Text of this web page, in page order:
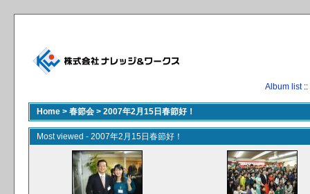
Album list::
Home > 春節会 > 2007年2月15日春節好！
Most viewed - 2007年2月15日春節好！